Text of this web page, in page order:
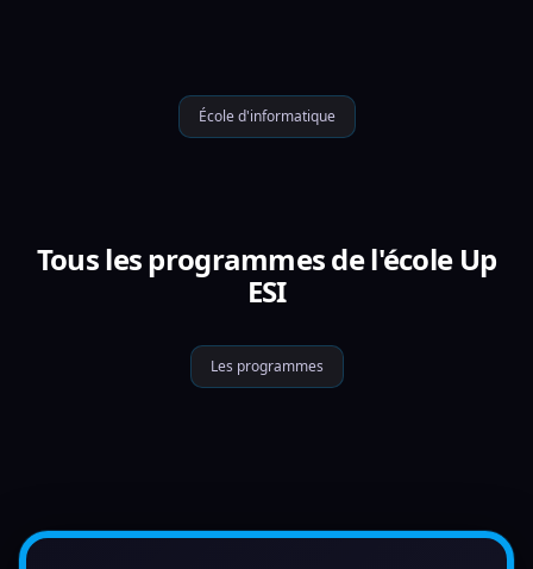
École d'informatique
Tous les programmes de l'école Up
ESI
Les programmes